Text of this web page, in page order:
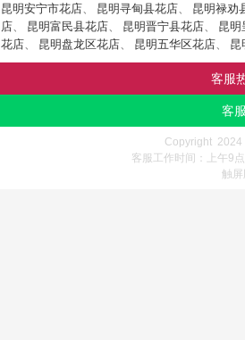
昆明安宁市花店、 昆明寻甸县花店、 昆明禄劝
店、 昆明富民县花店、 昆明晋宁县花店、 昆明
花店、 昆明盘龙区花店、 昆明五华区花店、 昆
客服
客
Copyright 2024
客服工作时间：上午9
触